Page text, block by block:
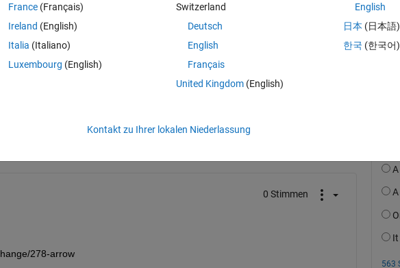
File name - LKTrackWrapper.m
if p > 1 % draw speed lines plot([X2p,X2p+(X2p-X2pl)*sc]',... [Y2p,Y2p+
Weiterleiten Anmelden, um Aktivität zu verfolgen
0 Stimmen
278-arrow
France (Français)
Ireland (English)
Italia (Italiano)
Luxembourg (English)
Switzerland
Deutsch
English
Français
United Kingdom(English)
English
日本 (日本語)
한국 (한국어)
Kontakt zu Ihrer lokalen Niederlassung